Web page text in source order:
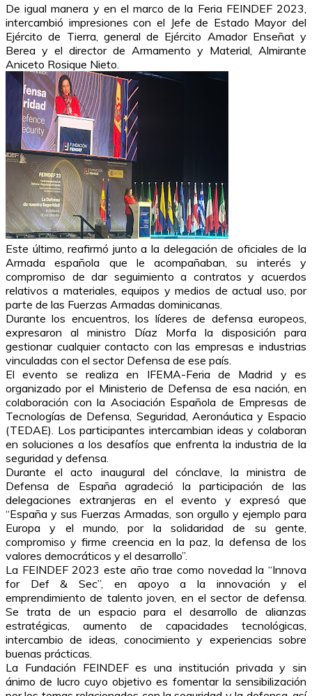
De igual manera y en el marco de la Feria FEINDEF 2023,
intercambió impresiones con el Jefe de Estado Mayor del
Ejército de Tierra, general de Ejército Amador Enseñat y
Berea y el director de Armamento y Material, Almirante
Aniceto Rosique Nieto.
Este último, reafirmó junto a la delegación de oficiales de la
Armada española que le acompañaban, su interés y
compromiso de dar seguimiento a contratos y acuerdos
relativos a materiales, equipos y medios de actual uso, por
parte de las Fuerzas Armadas dominicanas.
Durante los encuentros, los líderes de defensa europeos,
expresaron al ministro Díaz Morfa la disposición para
gestionar cualquier contacto con las empresas e industrias
vinculadas con el sector Defensa de ese país.
El evento se realiza en IFEMA-Feria de Madrid y es
organizado por el Ministerio de Defensa de esa nación, en
colaboración con la Asociación Española de Empresas de
Tecnologías de Defensa, Seguridad, Aeronáutica y Espacio
(TEDAE). Los participantes intercambian ideas y colaboran
en soluciones a los desafíos que enfrenta la industria de la
seguridad y defensa.
Durante el acto inaugural del cónclave, la ministra de
Defensa de España agradeció la participación de las
delegaciones extranjeras en el evento y expresó que
“España y sus Fuerzas Armadas, son orgullo y ejemplo para
Europa y el mundo, por la solidaridad de su gente,
compromiso y firme creencia en la paz, la defensa de los
valores democráticos y el desarrollo”.
La FEINDEF 2023 este año trae como novedad la “Innova
for Def & Sec”, en apoyo a la innovación y el
emprendimiento de talento joven, en el sector de defensa.
Se trata de un espacio para el desarrollo de alianzas
estratégicas, aumento de capacidades tecnológicas,
intercambio de ideas, conocimiento y experiencias sobre
buenas prácticas.
La Fundación FEINDEF es una institución privada y sin
ánimo de lucro cuyo objetivo es fomentar la sensibilización